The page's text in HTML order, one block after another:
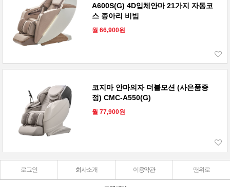
A600S(G) 4D입체안마 21가지 자동코
스 종아리 비빔
월 66,900원
코지마 안마의자 더블모션 (사은품증
정) CMC-A550(G)
월 77,900원
로그인 회사소개 이용약관 맨위로